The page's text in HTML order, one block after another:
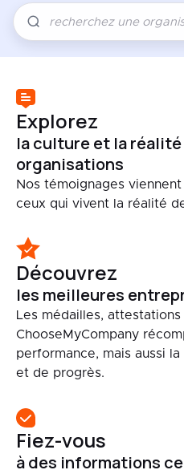
Explorez
la culture et la
organisations
Nos témoignages
ceux qui vivent la réalité
Découvrez
les meilleures
Les médailles,
ChooseMyCompany
performance, mais aussi
et de progrès.
Fiez-vous
à des informations